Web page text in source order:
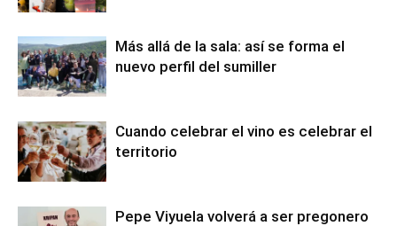
Más allá de la sala: así se forma el
nuevo perfil del sumiller
Cuando celebrar el vino es celebrar el
territorio
Pepe Viyuela volverá a ser pregonero